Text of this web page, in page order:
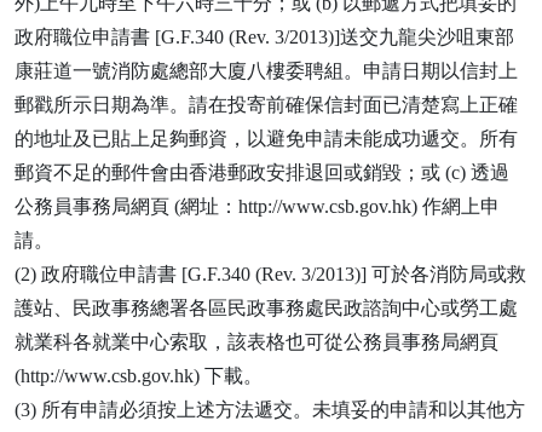
政府職位申請書 [G.F.340 (Rev. 3/2013)]送交九龍尖沙咀東部
康莊道一號消防處總部大廈八樓委聘組。申請日期以信封上
郵戳所示日期為準。請在投寄前確保信封面已清楚寫上正確
的地址及已貼上足夠郵資，以避免申請未能成功遞交。所有
郵資不足的郵件會由香港郵政安排退回或銷毀；或 (c) 透過
公務員事務局網頁 (網址：http://www.csb.gov.hk) 作網上申
請。
(2) 政府職位申請書 [G.F.340 (Rev. 3/2013)] 可於各消防局或救
護站、民政事務總署各區民政事務處民政諮詢中心或勞工處
就業科各就業中心索取，該表格也可從公務員事務局網頁
(http://www.csb.gov.hk) 下載。
(3) 所有申請必須按上述方法遞交。未填妥的申請和以其他方